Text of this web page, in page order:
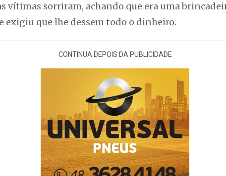
vítimas sorriram, achando que era uma
exigiu que lhe dessem todo o dinheiro.
CONTINUA DEPOIS DA PUBLICIDADE